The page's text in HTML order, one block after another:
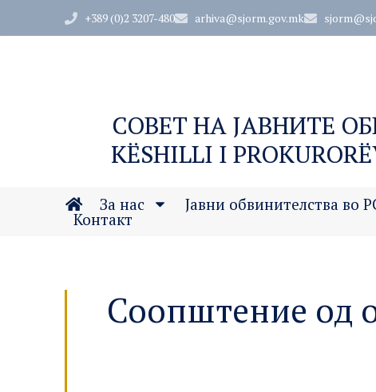
+389 (0)2 3207-480 arhiva@sjorm.gov.mk
СОВЕТ НА ЈАВНИТЕ
KËSHILLI I
За нас Јавни обвинителства во
Контакт
Соопштение од